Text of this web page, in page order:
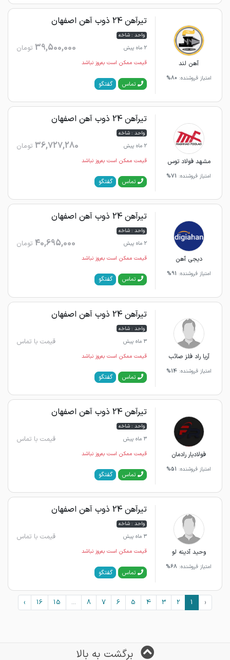
آهن لند
امتیاز فروشنده: 80%
تیرآهن 24 ذوب آهن اصفهان
واحد : شاخه
2 ماه پیش
39,500,000 تومان
قیمت ممکن است به‌روز نباشد
تماس گفتگو
مشهد فولاد توس
امتیاز فروشنده: 71%
تیرآهن 24 ذوب آهن اصفهان
واحد : شاخه
2 ماه پیش
36,727,280 تومان
قیمت ممکن است به‌روز نباشد
تماس گفتگو
دیجی آهن
امتیاز فروشنده: 91%
تیرآهن 24 ذوب آهن اصفهان
واحد : شاخه
2 ماه پیش
40,695,000 تومان
قیمت ممکن است به‌روز نباشد
تماس گفتگو
آریا راد فلز صائب
امتیاز فروشنده:14%
تیرآهن 24 ذوب آهن اصفهان
واحد : شاخه
3 ماه پیش
قیمت با تماس
قیمت ممکن است به‌روز نباشد
تماس گفتگو
فولادیار رادمان
امتیاز فروشنده: 51%
تیرآهن 24 ذوب آهن اصفهان
واحد : شاخه
3 ماه پیش
قیمت با تماس
قیمت ممکن است به‌روز نباشد
تماس گفتگو
وحید آدینه لو
امتیاز فروشنده: 68%
تیرآهن 24 ذوب آهن اصفهان
واحد : شاخه
3 ماه پیش
قیمت با تماس
قیمت ممکن است به‌روز نباشد
تماس گفتگو
‹
1
2
3
4
5
6
7
8
...
15
16
›
برگشت به بالا